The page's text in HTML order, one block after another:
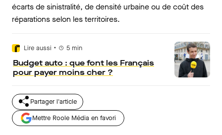
écarts de sinistralité, de densité urbaine ou de coût des
réparations selon les territoires.
Lire aussi • 5 min
Budget auto : que font les Français
pour payer moins cher ?
Partager l'article
Mettre Roole Média en favori